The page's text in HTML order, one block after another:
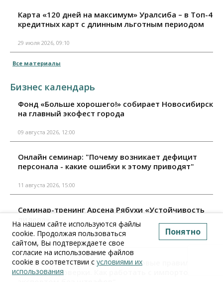
Карта «120 дней на максимум» Уралсиба – в Топ-4
кредитных карт с длинным льготным периодом
29 июля 2026, 09:10
Все материалы
Бизнес календарь
Фонд «Больше хорошего!» собирает Новосибирск
на главный экофест города
09 августа 2026, 12:00
Онлайн семинар: "Почему возникает дефицит
персонала - какие ошибки к этому приводят"
11 августа 2026, 15:00
Семинар-тренинг Арсена Рябухи «Устойчивость
11 августа 2026, 10:00
Онлайн семинар: "ВЭД – 2026. Новые правила,
налоги и проверки. Как работать с импортом и
На нашем сайте используются файлы
cookie. Продолжая пользоваться
сайтом, Вы подтверждаете свое
согласие на использование файлов
cookie в соответствии с условиями их
использования
Понятно